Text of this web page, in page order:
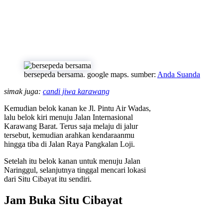
bersepeda bersama. google maps. sumber: Anda Suanda
simak juga: candi jiwa karawang
Kemudian belok kanan ke Jl. Pintu Air Wadas,
lalu belok kiri menuju Jalan Internasional
Karawang Barat. Terus saja melaju di jalur
tersebut, kemudian arahkan kendaraanmu
hingga tiba di Jalan Raya Pangkalan Loji.
Setelah itu belok kanan untuk menuju Jalan
Naringgul, selanjutnya tinggal mencari lokasi
dari Situ Cibayat itu sendiri.
Jam Buka Situ Cibayat